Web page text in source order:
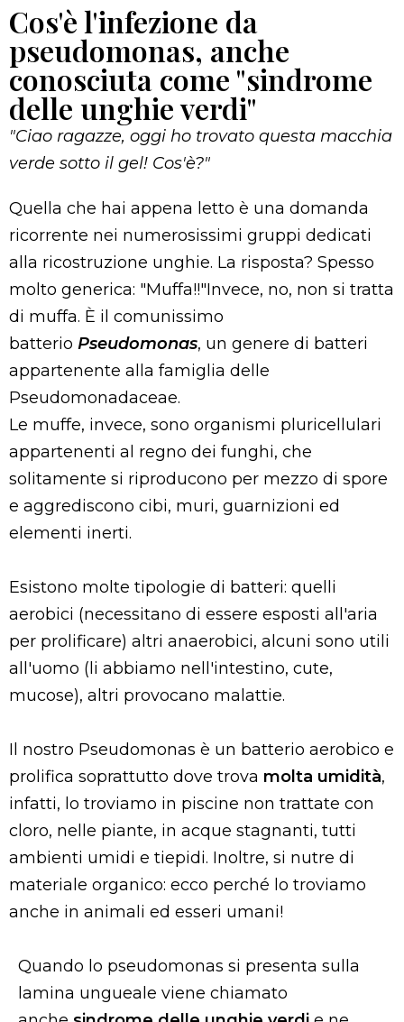
Cos'è l'infezione da
pseudomonas, anche
conosciuta come "sindrome
delle unghie verdi"
"Ciao ragazze, oggi ho trovato questa macchia
verde sotto il gel! Cos'è?"
Quella che hai appena letto è una domanda
ricorrente nei numerosissimi gruppi dedicati
alla ricostruzione unghie. La risposta? Spesso
molto generica: "Muffa!!"Invece, no, non si tratta
di muffa. È il comunissimo
batterio Pseudomonas, un genere di batteri
appartenente alla famiglia delle
Pseudomonadaceae.
Le muffe, invece, sono organismi pluricellulari
appartenenti al regno dei funghi, che
solitamente si riproducono per mezzo di spore
e aggrediscono cibi, muri, guarnizioni ed
elementi inerti.
Esistono molte tipologie di batteri: quelli
aerobici (necessitano di essere esposti all'aria
per prolificare) altri anaerobici, alcuni sono utili
all'uomo (li abbiamo nell'intestino, cute,
mucose), altri provocano malattie.
Il nostro Pseudomonas è un batterio aerobico e
prolifica soprattutto dove trova molta umidità,
infatti, lo troviamo in piscine non trattate con
cloro, nelle piante, in acque stagnanti, tutti
ambienti umidi e tiepidi. Inoltre, si nutre di
materiale organico: ecco perché lo troviamo
anche in animali ed esseri umani!
Quando lo pseudomonas si presenta sulla
lamina ungueale viene chiamato